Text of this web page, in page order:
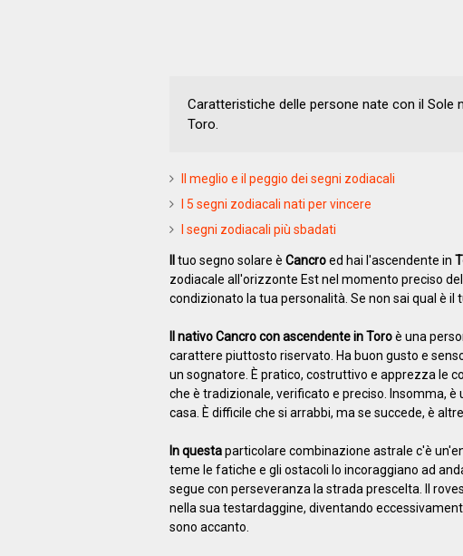
Caratteristiche delle persone nate con il Sole
Toro.
Il meglio e il peggio dei segni zodiacali
I 5 segni zodiacali nati per vincere
I segni zodiacali più sbadati
tuo segno solare è Cancroed hai l'ascendente in
zodiacale all'orizzonte Est nel momento preciso
condizionato la tua personalità. Se non sai qual è
Il nativo Cancro con ascendente in Toroè una
carattere piuttosto riservato. Ha buon gusto e
un sognatore. È pratico, costruttivo e apprezza le
che è tradizionale, verificato e preciso. Insomma,
casa. È difficile che si arrabbi, ma se succede, è
In questaparticolare combinazione astrale c'è
teme le fatiche e gli ostacoli lo incoraggiano ad
segue con perseveranza la strada prescelta. Il
nella sua testardaggine, diventando
sono accanto.